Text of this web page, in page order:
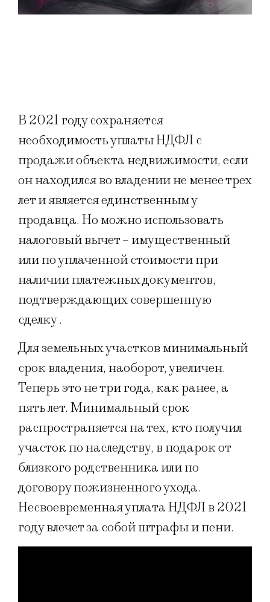
В 2021 году сохраняется
необходимость уплаты НДФЛ с
продажи объекта недвижимости, если
он находился во владении не менее трех
лет и является единственным у
продавца. Но можно использовать
налоговый вычет – имущественный
или по уплаченной стоимости при
наличии платежных документов,
подтверждающих совершенную
сделку .
Для земельных участков минимальный
срок владения, наоборот, увеличен.
Теперь это не три года, как ранее, а
пять лет. Минимальный срок
распространяется на тех, кто получил
участок по наследству, в подарок от
близкого родственника или по
договору пожизненного ухода.
Несвоевременная уплата НДФЛ в 2021
году влечет за собой штрафы и пени.